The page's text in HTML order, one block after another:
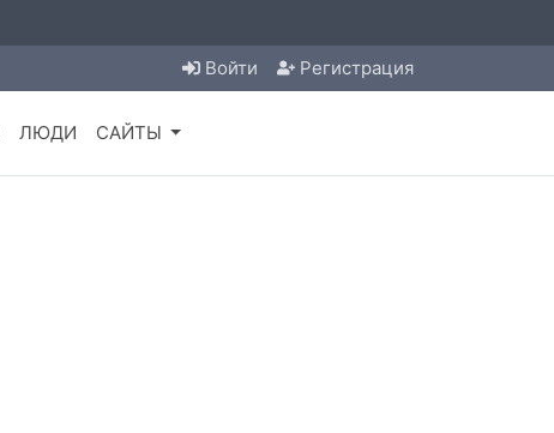
Войти Регистрация
ЛЮДИ САЙТЫ